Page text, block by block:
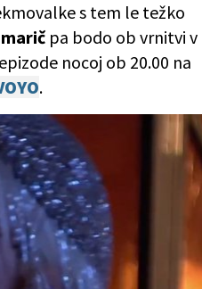
s tem le težko
pa bodo ob vrnitvi v
nocoj ob 20.00 na
.